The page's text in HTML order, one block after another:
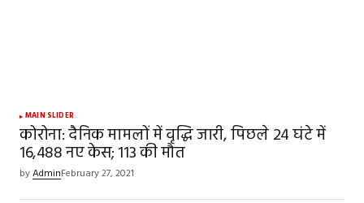
MAIN SLIDER
कोरोना: दैनिक मामलों में वृद्धि जारी, पिछले 24 घंटे में
16,488 नए केस; 113 की मौत
byAdminFebruary 27, 2021